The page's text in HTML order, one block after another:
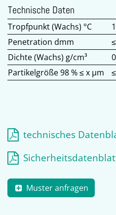
Technische Daten
Tropfpunkt (Wachs) °C
Penetration dmm
Dichte (Wachs) g/cm³
Partikelgröße 98 % ≤ x µm
technisches
Muster anfragen